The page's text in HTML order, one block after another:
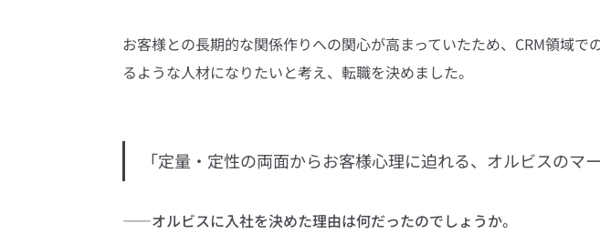
お客様との長期的な関係作りへの関心が高まっていたため、CRM領域で
るような人材になりたいと考え、転職を決めました。
「定量・定性の両面からお客様心理に迫れる、オルビスのマ
――オルビスに入社を決めた理由は何だったのでしょうか。